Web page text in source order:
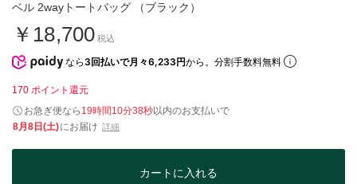
ベル 2wayトートバッグ （ブラック）
￥18,700 税込
なら 3回払いで月々6,233円から。分割手数料無料
170 ポイント還元
お急ぎ便なら 19時間10分38秒以内のお支払いで
8月8日(土)にお届け 詳細
カートに入れる